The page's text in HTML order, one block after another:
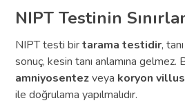
NIPT Testinin
NIPT testi birtarama testidir,
sonuç, kesin tanı anlamına gelmez.
amniyosentezveya koryon
ile doğrulama yapılmalıdır.